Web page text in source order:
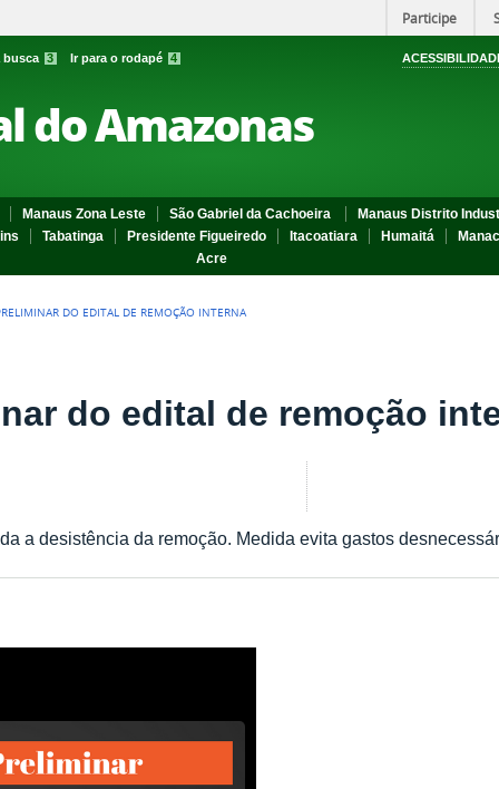
Participe
busca 3 Ir para o rodapé 4
do Amazonas
Manaus Zona Leste São Gabriel da Cachoeira
Manaus Distrito
Tabatinga Presidente Figueiredo Itacoatiara Humaitá
Acre
DO EDITAL DE REMOÇÃO INTERNA
do edital de remoção
a desistência da remoção. Medida evita gastos